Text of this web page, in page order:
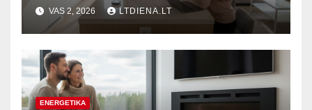
rinkoje
VAS 2, 2026 LTDIENA.LT
ENERGETIKA